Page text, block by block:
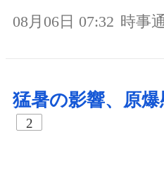
08月06日 07:32 時事
猛暑の影響、原
2